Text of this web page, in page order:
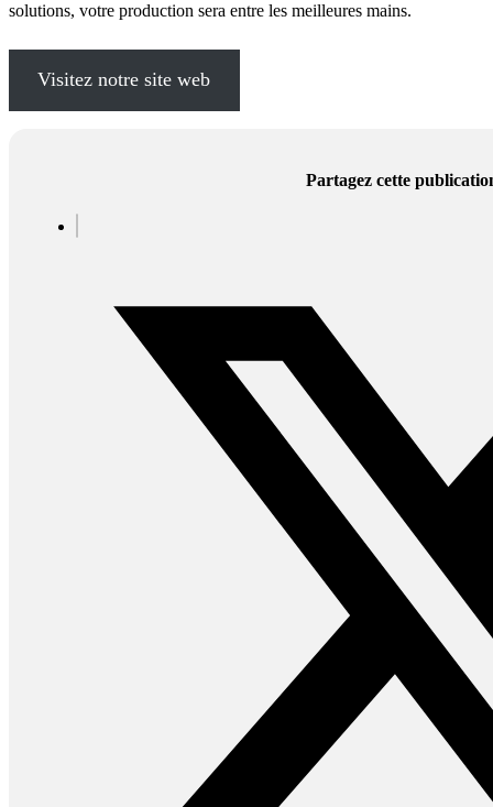
solutions, votre production sera entre les meilleures mains.
Visitez notre site web
Partagez cette